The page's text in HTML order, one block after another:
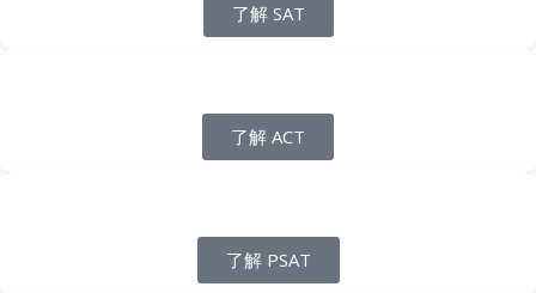
了解 SAT
了解 ACT
了解 PSAT